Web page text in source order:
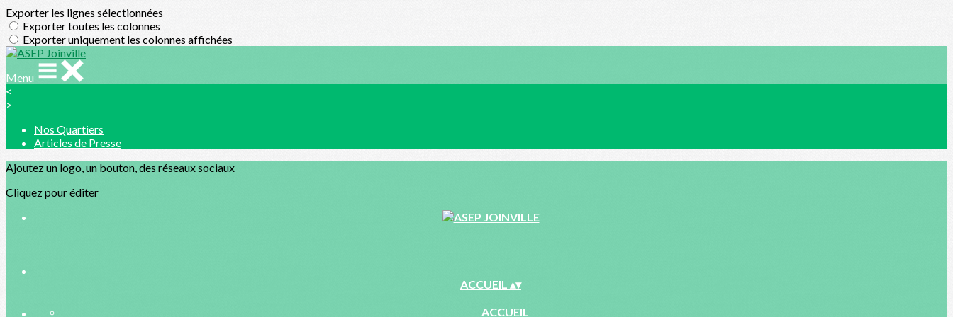
Exporter les lignes sélectionnées
Exporter toutes les colonnes
Exporter uniquement les colonnes affichées
Menu
<
>
Nos Quartiers
Articles de Presse
Ajoutez un logo, un bouton, des réseaux sociaux
Cliquez pour éditer
ACCUEIL ▴▾
ACCUEIL